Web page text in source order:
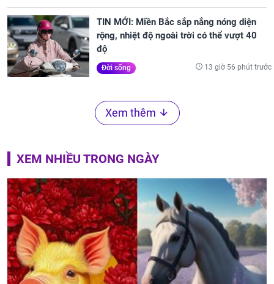
TIN MỚI: Miền Bắc sắp nắng nóng diện
rộng, nhiệt độ ngoài trời có thể vượt 40
độ
Đời sống 13 giờ 56 phút trước
Xem thêm
XEM NHIỀU TRONG NGÀY